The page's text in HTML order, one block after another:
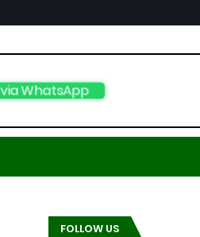
WhatsApp
FOLLOW US